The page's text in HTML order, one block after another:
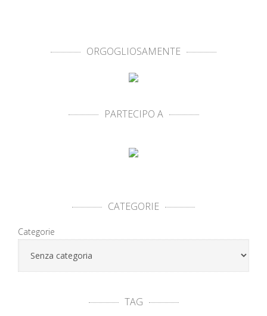
ORGOGLIOSAMENTE
PARTECIPO A
CATEGORIE
Categorie
TAG